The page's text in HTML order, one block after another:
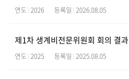
연도 2026 등록일 2026.08.05
제1차 생계비전문위원회 회의 결과
연도 2025 등록일 2025.08.05